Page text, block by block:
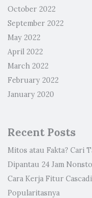
October 2022
September 2022
May 2022
April 2022
March 2022
February 2022
January 2020
Recent Posts
Mitos atau Fakta? Cari
Dipantau 24 Jam
Cara Kerja Fitur
Popularitasnya